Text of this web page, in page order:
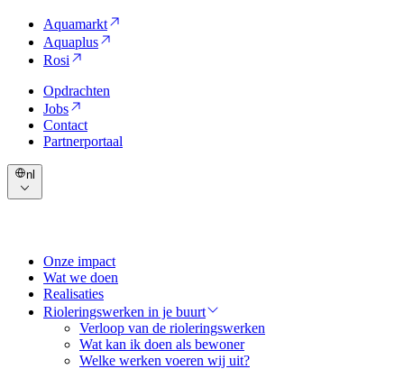
Aquamarkt
Aquaplus
Rosi
Opdrachten
Jobs
Contact
Partnerportaal
nl
Onze impact
Wat we doen
Realisaties
Rioleringswerken in je buurt
Verloop van de rioleringswerken
Wat kan ik doen als bewoner
Welke werken voeren wij uit?